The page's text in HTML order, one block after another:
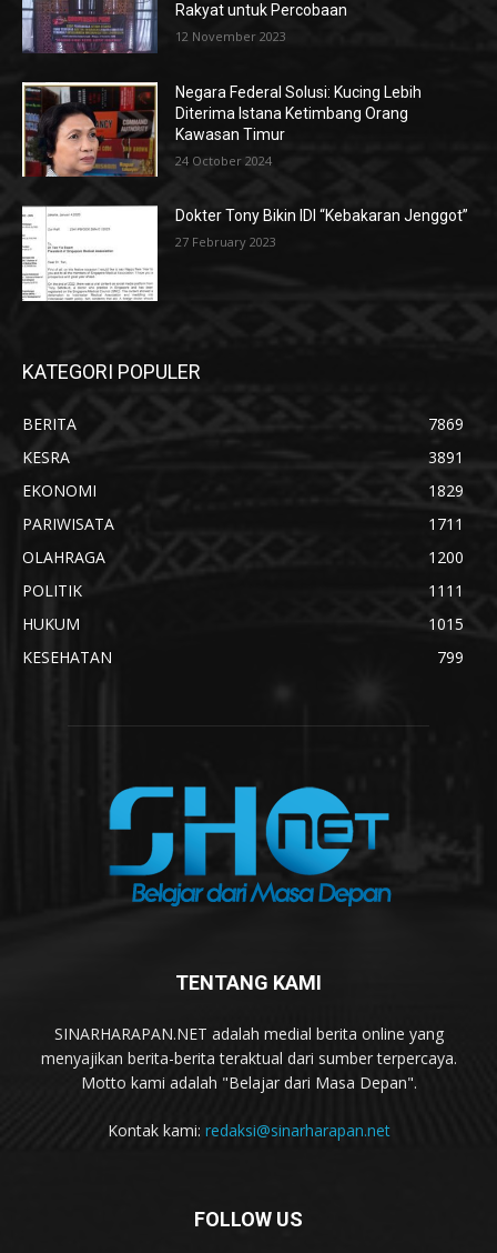
Rakyat untuk Percobaan
12 November 2023
Negara Federal Solusi: Kucing Lebih
Diterima Istana Ketimbang Orang
Kawasan Timur
24 October 2024
Dokter Tony Bikin IDI “Kebakaran Jenggot”
27 February 2023
KATEGORI POPULER
BERITA
7869
KESRA
3891
EKONOMI
1829
PARIWISATA
1711
OLAHRAGA
1200
POLITIK
1111
HUKUM
1015
KESEHATAN
799
TENTANG KAMI
SINARHARAPAN.NET adalah medial berita online yang
menyajikan berita-berita teraktual dari sumber terpercaya.
Motto kami adalah "Belajar dari Masa Depan".
Kontak kami: redaksi@sinarharapan.net
FOLLOW US